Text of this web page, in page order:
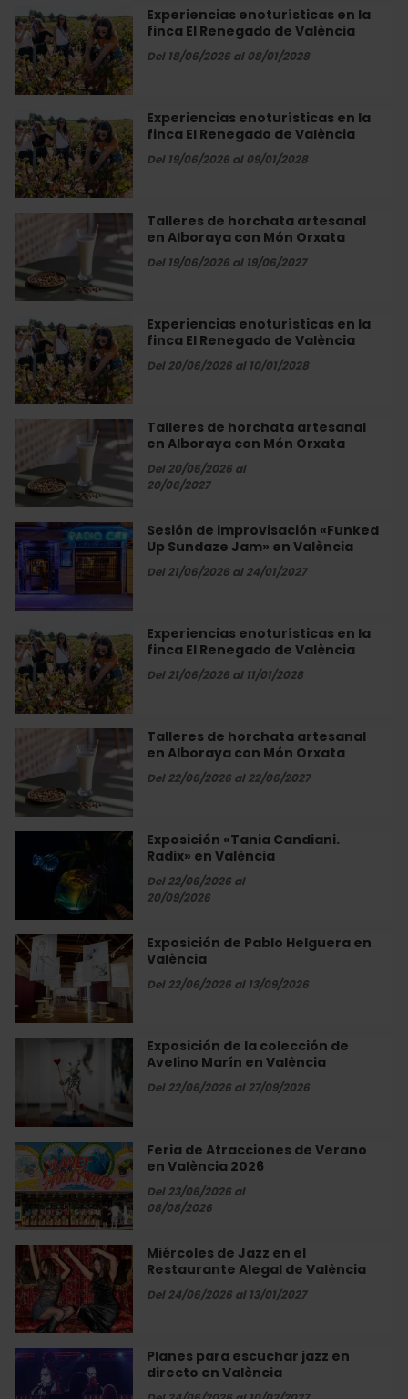
Restaurante
Alegal
de
València
Experiencias enoturísticas en la
finca El Renegado de València
Del 18/06/2026 al 08/01/2028
Experiencias
enoturísticas
en
la
finca
Renegado
de
València
Experiencias enoturísticas en la
finca El Renegado de València
Del 19/06/2026 al 09/01/2028
Experiencias
enoturísticas
en
la
finca
El
Renegado
de
València
Talleres de horchata artesanal
en Alboraya con Món Orxata
Del 19/06/2026 al 19/06/2027
Talleres
horchata
artesanal
en
Alboraya
con
Món
Orxata
Experiencias enoturísticas en la
finca El Renegado de València
Del 20/06/2026 al 10/01/2028
Experiencias
enoturísticas
en
la
finca
El
Renegado
de
València
Talleres de horchata artesanal
en Alboraya con Món Orxata
Del 20/06/2026 al
20/06/2027
Talleres
horchata
artesanal
en
Alboraya
con
Món
Orxata
Sesión de improvisación «Funked
Up Sundaze Jam» en València
Del 21/06/2026 al 24/01/2027
Sesión
de
improvisación
«Funked
Up
Sundaze
Jam»
en
València
Experiencias enoturísticas en la
finca El Renegado de València
Del 21/06/2026 al 11/01/2028
Experiencias
enoturísticas
en
la
finca
El
Renegado
de
València
Talleres de horchata artesanal
en Alboraya con Món Orxata
Del 22/06/2026 al 22/06/2027
Talleres
horchata
artesanal
en
Alboraya
con
Món
Orxata
Exposición «Tania Candiani.
Radix» en València
Del 22/06/2026 al
20/09/2026
«Tania
Candiani.
en
València
Exposición de Pablo Helguera en
València
Del 22/06/2026 al 13/09/2026
Exposición
de
Pablo
Helguera
en
València
Exposición de la colección de
Avelino Marín en València
Del 22/06/2026 al 27/09/2026
colección
de
Avelino
Marín
en
València
Feria de Atracciones de Verano
en València 2026
Del 23/06/2026 al
08/08/2026
Feria
de
Atracciones
de
Verano
en
València
2026
Miércoles de Jazz en el
Restaurante Alegal de València
Del 24/06/2026 al 13/01/2027
Miércoles
de
Jazz
en
el
Restaurante
Alegal
Planes para escuchar jazz en
directo en València
Planes
para
escuchar